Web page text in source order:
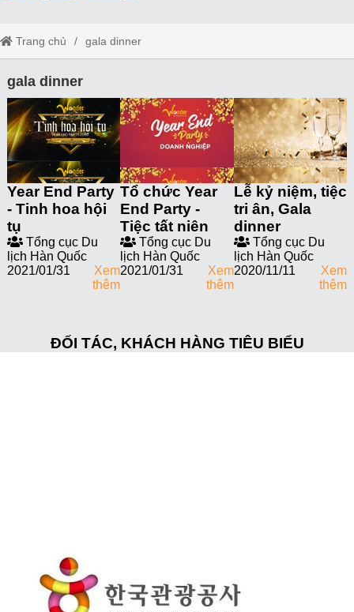
Trang chủ gala dinner
gala dinner
Year End Party
- Tinh hoa hội
tụ
Tổng cục Du
lịch Hàn Quốc
2021/01/31
Xem
thêm
Tổ chức Year
End Party -
Tiệc tất niên
Tổng cục Du
lịch Hàn Quốc
2021/01/31
Xem
thêm
Lễ kỷ niệm, tiệc
tri ân, Gala
dinner
Tổng cục Du
lịch Hàn Quốc
2020/11/11
Xem
thêm
ĐỐI TÁC, KHÁCH HÀNG TIÊU BIỂU